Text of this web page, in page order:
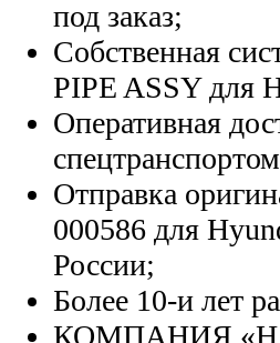
под заказ;
Собственная
PIPE ASSY для
Оперативная
Отправка
000586 для
России;
Более 10-и лет
КОМПАНИЯ